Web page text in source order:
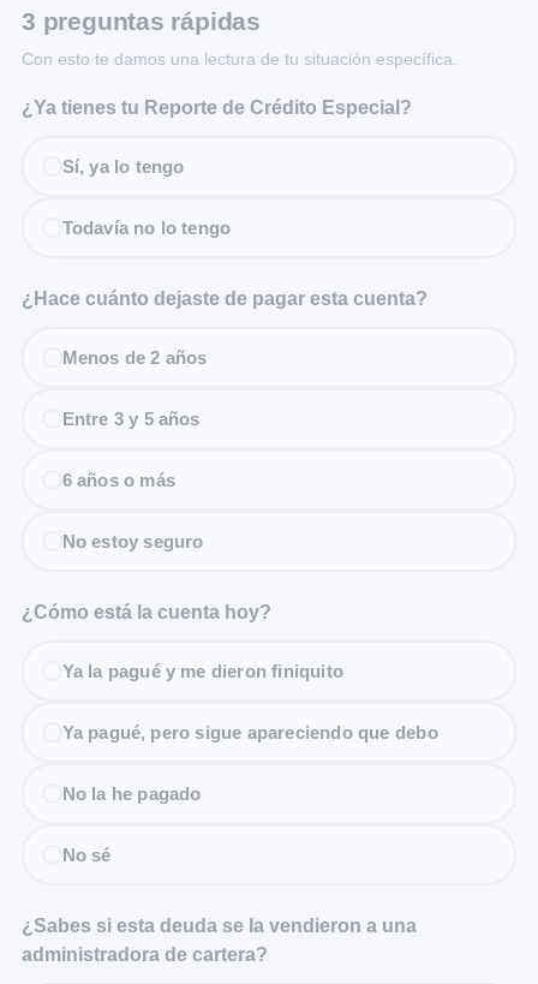
3 preguntas rápidas
Con esto te damos una lectura de tu situación específica.
¿Ya tienes tu Reporte de Crédito Especial?
Sí, ya lo tengo
Todavía no lo tengo
¿Hace cuánto dejaste de pagar esta cuenta?
Menos de 2 años
Entre 3 y 5 años
6 años o más
No estoy seguro
¿Cómo está la cuenta hoy?
Ya la pagué y me dieron finiquito
Ya pagué, pero sigue apareciendo que debo
No la he pagado
No sé
¿Sabes si esta deuda se la vendieron a una
administradora de cartera?